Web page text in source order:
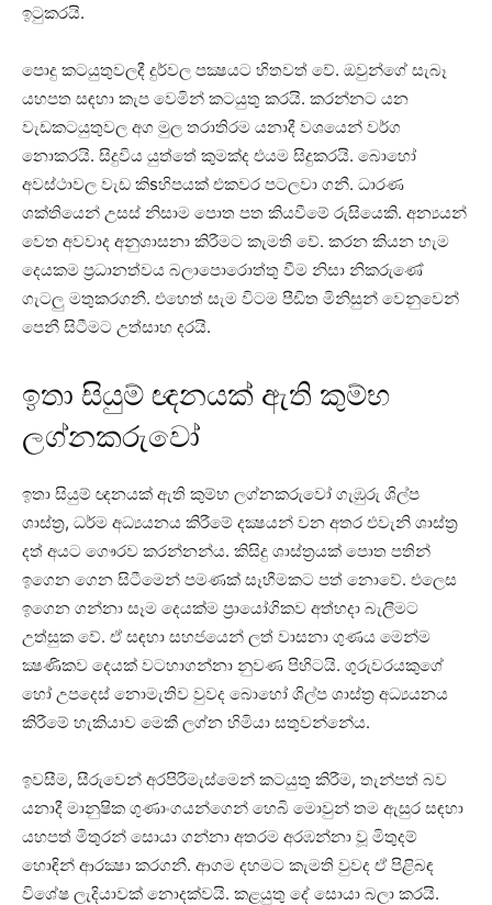
ඉටුකරයි.
පොදු කටයුතුවලදී දුර්වල පක්‍ෂයට හිතවත් වේ. ඔවුන්ගේ සැබෑ
යහපත සඳහා කැප වෙමින් කටයුතු කරයි. කරන්නට යන
වැඩකටයුතුවල අග මුල තරාතිරම යනාදී වශයෙන් වර්ග
නොකරයි. සිදුවිය යුත්තේ කුමක්‌ද එයම සිදුකරයි. බොහෝ
අවස්‌ථාවල වැඩ කිsහිපයක්‌ එකවර පටලවා ගනී. ධාරණ
ශක්‌තියෙන් උසස්‌ නිසාම පොත පත කියවීමේ රුසියෙකි. අන්‍යයන්
වෙත අවවාද අනුශාසනා කිරීමට කැමති වේ. කරන කියන හැම
දෙයකම ප්‍රධානත්වය බලාපොරොත්තු වීම නිසා නිකරුණේ
ගැටලු මතුකරගනී. එහෙත් සැම විටම පීඩිත මිනිසුන් වෙනුවෙන්
පෙනී සිටීමට උත්සාහ දරයි.
ඉතා සියුම් ඥනයක්‌ ඇති කුම්භ
ලග්නකරුවෝ
ඉතා සියුම් ඥනයක්‌ ඇති කුම්භ ලග්නකරුවෝ ගැඹුරු ශිල්ප
ශාස්‌ත්‍ර, ධර්ම අධ්‍යයනය කිරීමේ දක්‍ෂයන් වන අතර එවැනි ශාස්‌ත්‍ර
දත් අයට ගෞරව කරන්නන්ය. කිසිදු ශාස්‌ත්‍රයක්‌ පොත පතින්
ඉගෙන ගෙන සිටීමෙන් පමණක්‌ සෑහීමකට පත් නොවේ. එලෙස
ඉගෙන ගන්නා සෑම දෙයක්‌ම ප්‍රායෝගිකව අත්හදා බැලීමට
උත්සුක වේ. ඒ සඳහා සහජයෙන් ලත් වාසනා ගුණය මෙන්ම
ක්‍ෂණිකව දෙයක්‌ වටහාගන්නා නුවණ පිහිටයි. ගුරුවරයකුගේ
හෝ උපදෙස්‌ නොමැතිව වුවද බොහෝ ශිල්ප ශාස්‌ත්‍ර අධ්‍යයනය
කිරීමේ හැකියාව මෙකී ලග්න හිමියා සතුවන්නේය.
ඉවසීම, සීරුවෙන් අරපිරිමැස්‌මෙන් කටයුතු කිරීම, තැන්පත් බව
යනාදී මානුෂික ගුණාංගයන්ගෙන් හෙබි මොවුන් තම ඇසුර සඳහා
යහපත් මිතුරන් සොයා ගන්නා අතරම අරඹන්නා වූ මිතුදම්
හොඳින් ආරක්‍ෂා කරගනී. ආගම දහමට කැමති වුවද ඒ පිළිබඳ
විශේෂ ලැදියාවක්‌ නොදක්‌වයි. කළයුතු දේ සොයා බලා කරයි.